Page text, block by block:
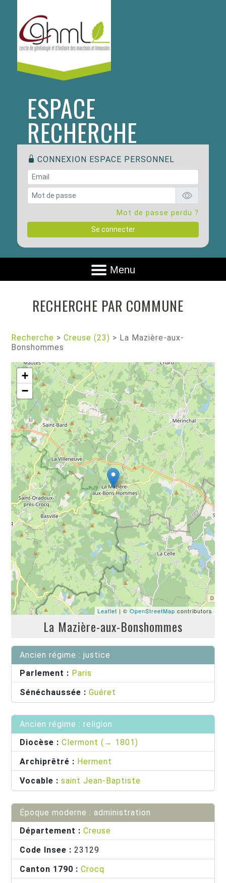
ESPACE
RECHERCHE
CONNEXION ESPACE PERSONNEL
Mot de passe perdu ?
Se connecter
Menu
RECHERCHE PAR COMMUNE
Recherche >Creuse (23) > La Mazière-aux-
Bonshommes
+
−
Leaflet | © OpenStreetMap contributors
La Mazière-aux-Bonshommes
Ancien régime : justice
Parlement : Paris
Sénéchaussée : Guéret
Ancien régime : religion
Diocèse : Clermont (→ 1801)
Archiprêtré : Herment
Vocable : saint Jean-Baptiste
Époque moderne : administration
Département : Creuse
Code Insee : 23129
Canton 1790 : Crocq